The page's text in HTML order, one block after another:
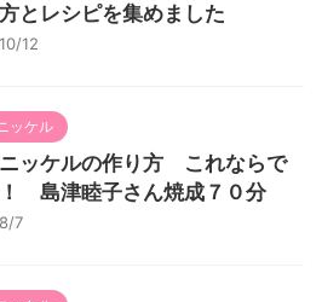
とレシピを集めました
12
ッケル
ッケルの作り方 これならで
島津睦子さん焼成７０分
7